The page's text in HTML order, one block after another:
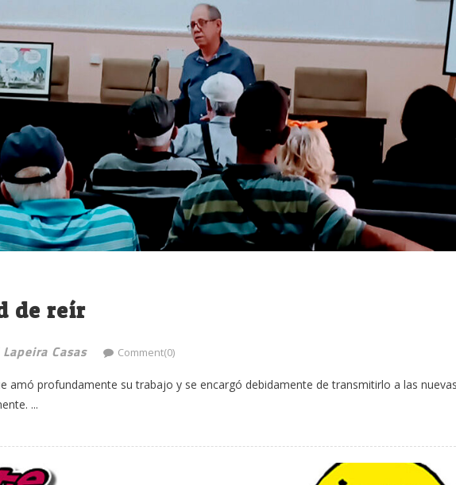
de reír
Casas Comment(0)
amó profundamente su trabajo y se encargó debidamente de transmitirlo a las
...